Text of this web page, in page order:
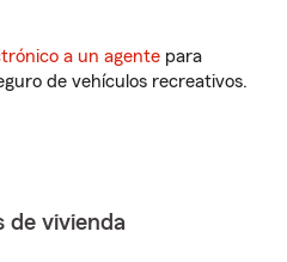
a un agente para
de vehículos recreativos.
de vivienda